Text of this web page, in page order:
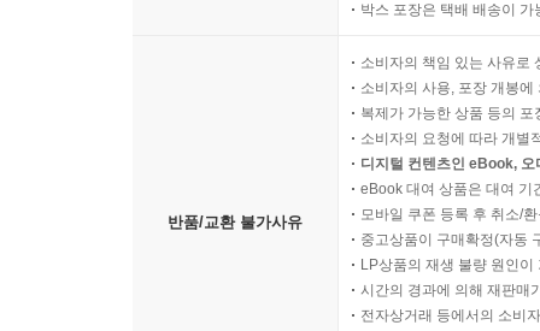
박스 포장은 택배 배송이
반품/교환 불가사유
소비자의 책임 있는 사유로
소비자의 사용, 포장 개봉
복제가 가능한 상품 등의
소비자의 요청에 따라 개별
디지털 컨텐츠인 eBook,
eBook 대여 상품은 대여 기
모바일 쿠폰 등록 후 취소/
중고상품이 구매확정(자동
LP상품의 재생 불량 원인
시간의 경과에 의해 재판매
전자상거래 등에서의 소비